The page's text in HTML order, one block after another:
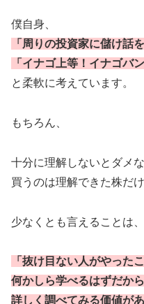
僕自身、
「周りの投資家に儲け話
「イナゴ上等！イナゴバ
と柔軟に考えています。
もちろん、
十分に理解しないとダメな
買うのは理解できた株だ
少なくとも言えることは、
「抜け目ない人がやった
何かしら学べるはずだから
詳しく調べてみる価値があ